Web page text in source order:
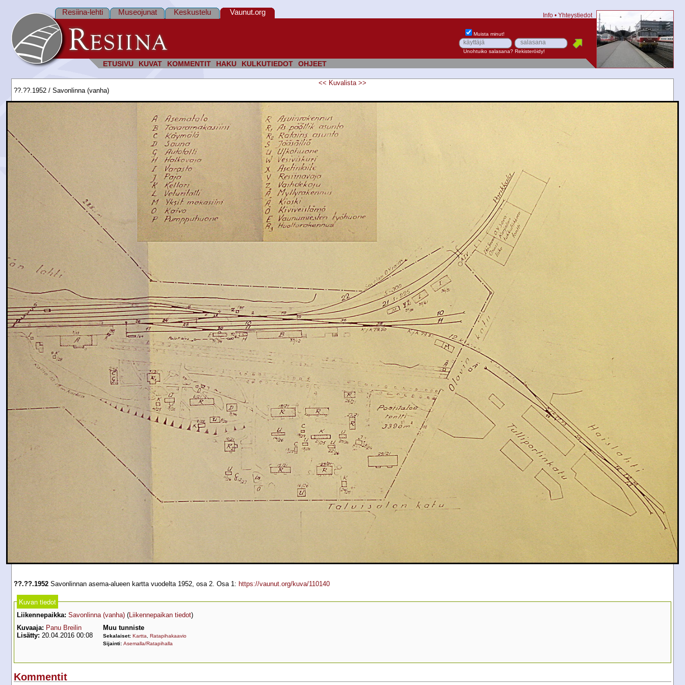
ETUSIVU KUVAT KOMMENTIT HAKU KULKUTIEDOT OHJEET
Resiina-lehti Museojunat Keskustelu Vaunut.org Info • Yhteystiedot
Muista minut!
Unohtuiko salasana? Rekisteröidy!
<< Kuvalista >>
??.??.1952 / Savonlinna (vanha)
??.??.1952 Savonlinnan asema-alueen kartta vuodelta 1952, osa 2. Osa 1: https://vaunut.org/kuva/110140
Kuvan tiedot
Liikennepaikka: Savonlinna (vanha) (Liikennepaikan tiedot)
Kuvaaja: Panu Breilin
Lisätty: 20.04.2016 00:08
Muu tunniste
Sekalaiset: Kartta
Ratapihakaavio
Sijainti: Asemalla/Ratapihalla
Kommentit